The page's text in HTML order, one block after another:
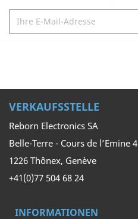
VERKAUFSSTELLE
Reborn Electronics SA
Belle-Terre - Cours de l’Emine 4
1226 Thônex, Genève
+41(0)77 504 68 24
INFORMATIONEN